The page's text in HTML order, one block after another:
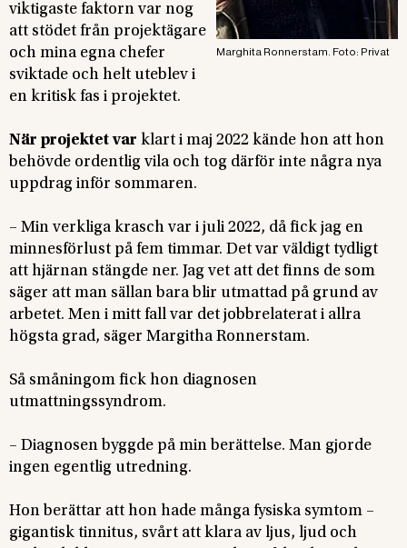
Marghita Ronnerstam. Foto: Privat
viktigaste faktorn var nog
att stödet från projektägare
och mina egna chefer
sviktade och helt uteblev i
en kritisk fas i projektet.
När projektet var klart i maj 2022 kände hon att hon
behövde ordentlig vila och tog därför inte några nya
uppdrag inför sommaren.
– Min verkliga krasch var i juli 2022, då fick jag en
minnesförlust på fem timmar. Det var väldigt tydligt
att hjärnan stängde ner. Jag vet att det finns de som
säger att man sällan bara blir utmattad på grund av
arbetet. Men i mitt fall var det jobbrelaterat i allra
högsta grad, säger Margitha Ronnerstam.
Så småningom fick hon diagnosen
utmattningssyndrom.
– Diagnosen byggde på min berättelse. Man gjorde
ingen egentlig utredning.
Hon berättar att hon hade många fysiska symtom –
gigantisk tinnitus, svårt att klara av ljus, ljud och